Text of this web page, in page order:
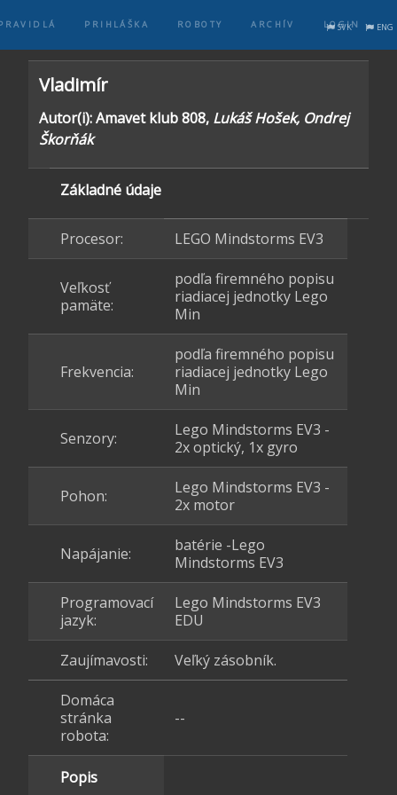
PRIHLÁŠKA ROBOTY ARCHÍV LOGIN
SVK ENG
Vladimír
Autor(i): Amavet klub 808, Lukáš Hošek, Ondrej
Škorňák
Základné údaje
Procesor: LEGO Mindstorms EV3
Veľkosť
pamäte:
podľa firemného popisu
riadiacej jednotky Lego
Min
Frekvencia:
podľa firemného popisu
riadiacej jednotky Lego
Min
Senzory:
Lego Mindstorms EV3 -
2x optický, 1x gyro
Pohon:
Lego Mindstorms EV3 -
2x motor
Napájanie:
batérie -Lego
Mindstorms EV3
Programovací
jazyk:
Lego Mindstorms EV3
EDU
Zaujímavosti: Veľký zásobník.
Domáca
stránka
robota:
--
Popis